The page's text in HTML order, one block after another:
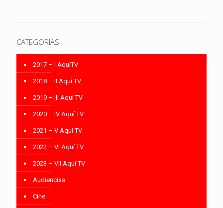
CATEGORÍAS
2017 – I AquíTV
2018 – II Aquí TV
2019 – III Aquí TV
2020 – IV Aquí TV
2021 – V Aquí TV
2022 – VI Aquí TV
2023 – VII Aquí TV
Audiencias
Cine